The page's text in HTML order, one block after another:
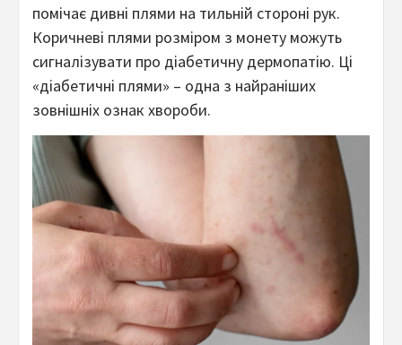
помічає дивні плями на тильній стороні рук.
Коричневі плями розміром з монету можуть
сигналізувати про діабетичну дермопатію. Ці
«діабетичні плями» – одна з найраніших
зовнішніх ознак хвороби.